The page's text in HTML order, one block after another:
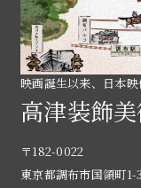
映画誕生以来、日本
高津装飾
〒182-0022
東京都調布市国領町1-